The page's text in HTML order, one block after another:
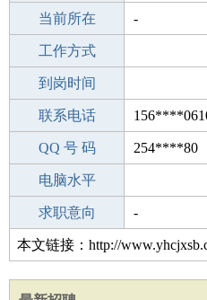
所学专业 -
当前所在 -
工作经验
工作方式
驾 照
到岗时间
期望月薪
联系电话
手机号码 156****0610
QQ 号 码 254****80
微信号码
电脑水平
外语水平
求职意向 -
本文链接：http://